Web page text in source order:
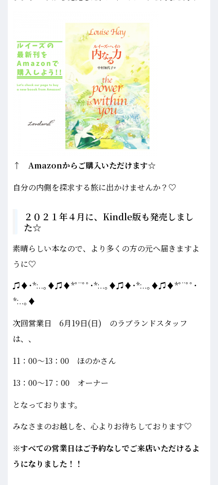
↑ Amazonからご購入いただけます☆
自分の内側を探求する旅に出かけませんか？♡
２０２１年４月に、Kindle版も発売しまし
た☆
素晴らしい本なので、より多くの方の元へ届きますよ
うに♡
♫♦･*:..｡♦♫♦*ﾟ¨ﾟﾟ･*:..｡♦♫♦･*:..｡♦♫♦*ﾟ¨ﾟﾟ･
*:..｡♦
次回営業日 6月19日(日) のラブランドスタッフ
は、、
11：00～13：00 ほのかさん
13：00～17：00 オーナー
となっております。
みなさまのお越しを、心よりお待ちしております♡
※すべての営業日はご予約なしでご来店いただけるよ
うになりました！！